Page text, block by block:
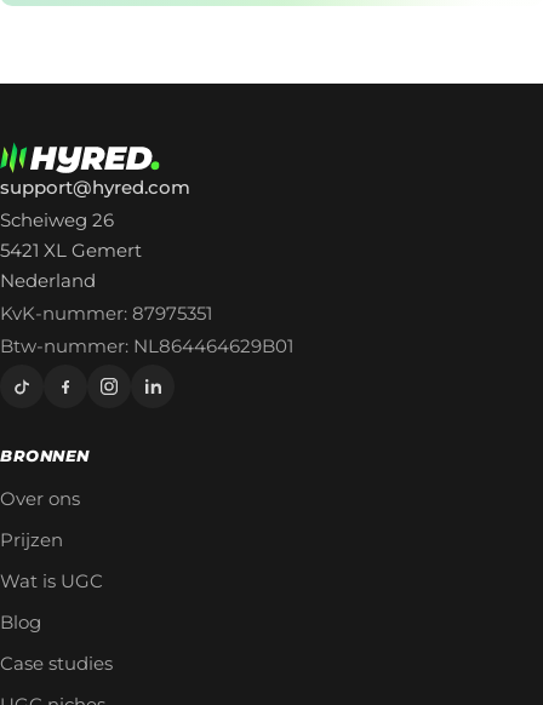
support@hyred.com
Scheiweg 26
5421 XL Gemert
Nederland
KvK-nummer: 87975351
Btw-nummer: NL864464629B01
BRONNEN
Over ons
Prijzen
Wat is UGC
Blog
Case studies